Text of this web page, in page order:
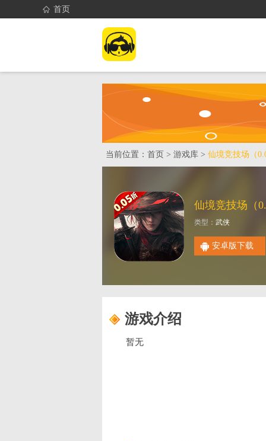
首页
首页 找游戏
当前位置： 首页 > 游戏库 > 仙境竞技场（
类型： 武侠
安卓版下载
游戏介绍
暂无